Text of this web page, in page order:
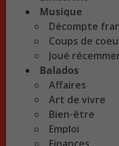
Musique
Décompte
Coups de
Joué
Balados
Affaires
Art de vivre
Bien-être
Emploi